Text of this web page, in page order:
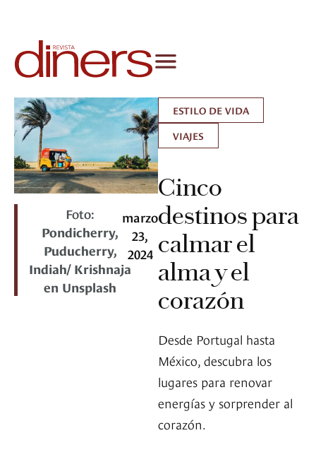
Foto:
Pondicherry,
Puducherry,
Indiah/ Krishnaja
en Unsplash
marzo
23,
2024
ESTILO DE VIDA
VIAJES
Cinco
destinos para
calmar el
alma y el
corazón
Desde Portugal hasta
México, descubra los
lugares para renovar
energías y sorprender al
corazón.